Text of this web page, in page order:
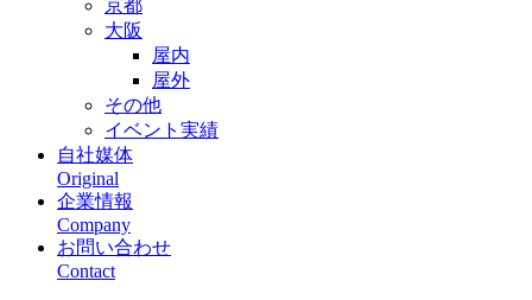
京都
大阪
屋内
屋外
その他
イベント実績
自社媒体
Original
企業情報
Company
お問い合わせ
Contact